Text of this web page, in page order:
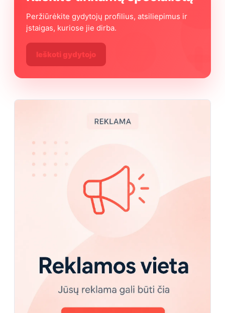
Peržiūrėkite gydytojų profilius, atsiliepimus ir
įstaigas, kuriose jie dirba.
Ieškoti gydytojo